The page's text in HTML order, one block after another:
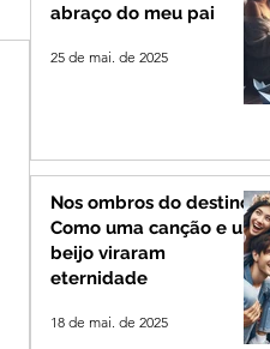
abraço do meu pai
25 de mai. de 2025
Nos ombros do destino:
Como uma canção e um
beijo viraram
eternidade
18 de mai. de 2025